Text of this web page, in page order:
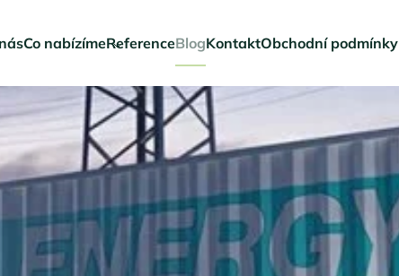
Co nabízímeReferenceBlogKontaktObchodní podmínky